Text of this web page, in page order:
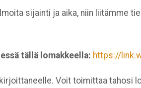
sijainti ja aika, niin liitämme
tällä lomakkeella: https://
Voit toimittaa tahosi